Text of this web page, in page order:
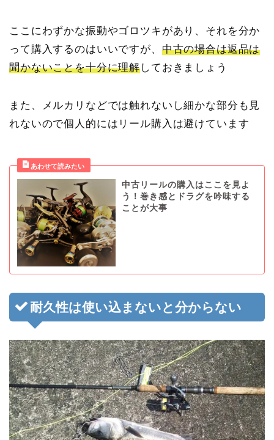
ここにわずかな振動やゴロツキがあり、それを分か
って購入するのはいいですが、 中古の場合は返品は
聞かないことを十分に理解しておきましょう
また、メルカリなどでは触れないし細かな部分も見
れないので個人的にはリール購入は避けています
中古リールの購入はここを見よ
う！巻き感とドラグを吟味する
ことが大事
耐久性は使い込まないと分からない